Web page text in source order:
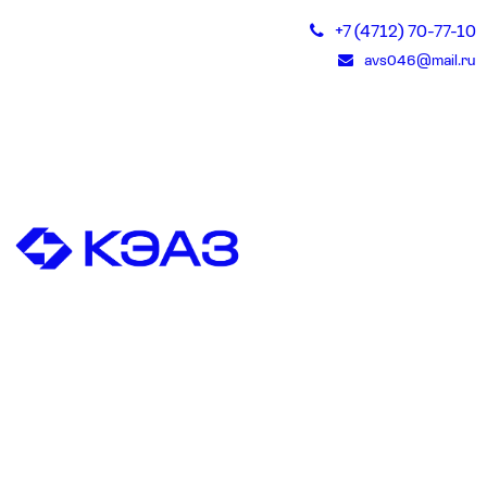
+7 (4712) 70-77-10
avs046@mail.ru